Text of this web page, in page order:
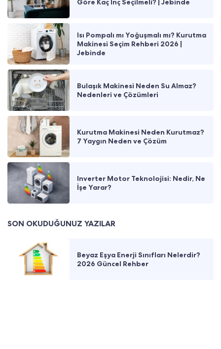
Göre Kaç İnç Seçilmeli? | Jebinde
Isı Pompalı mı Yoğuşmalı mı? Kurutma
Makinesi Seçim Rehberi 2026 |
Jebinde
Bulaşık Makinesi Neden Su Almaz?
Nedenleri ve Çözümleri
Kurutma Makinesi Neden Kurutmaz?
7 Yaygın Neden ve Çözüm
Inverter Motor Teknolojisi: Nedir, Ne
İşe Yarar?
SON OKUDUĞUNUZ YAZILAR
Beyaz Eşya Enerji Sınıfları Nelerdir?
2026 Güncel Rehber